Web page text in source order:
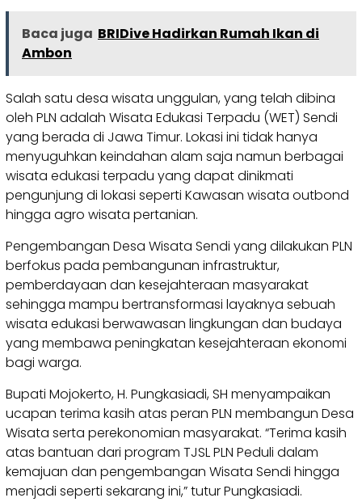
Baca juga BRIDive Hadirkan Rumah Ikan di
Ambon
Salah satu desa wisata unggulan, yang telah dibina
oleh PLN adalah Wisata Edukasi Terpadu (WET) Sendi
yang berada di Jawa Timur. Lokasi ini tidak hanya
menyuguhkan keindahan alam saja namun berbagai
wisata edukasi terpadu yang dapat dinikmati
pengunjung di lokasi seperti Kawasan wisata outbond
hingga agro wisata pertanian.
Pengembangan Desa Wisata Sendi yang dilakukan PLN
berfokus pada pembangunan infrastruktur,
pemberdayaan dan kesejahteraan masyarakat
sehingga mampu bertransformasi layaknya sebuah
wisata edukasi berwawasan lingkungan dan budaya
yang membawa peningkatan kesejahteraan ekonomi
bagi warga.
Bupati Mojokerto, H. Pungkasiadi, SH menyampaikan
ucapan terima kasih atas peran PLN membangun Desa
Wisata serta perekonomian masyarakat. “Terima kasih
atas bantuan dari program TJSL PLN Peduli dalam
kemajuan dan pengembangan Wisata Sendi hingga
menjadi seperti sekarang ini,” tutur Pungkasiadi.